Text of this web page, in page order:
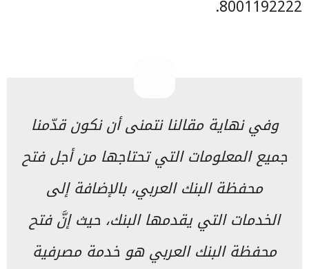
8001192222.
وفي نهاية مقالنا نتمنى أن نكون قدّمنا
جميع المعلومات التي تحتاجها من أجل فتح
محفظة البنك العربي، بالإضافة إلى
الخدمات التي يقدمها البنك، حيث إنَّ فتح
محفظة البنك العربي هو خدمة مصرفية